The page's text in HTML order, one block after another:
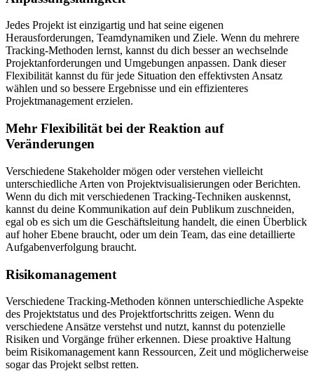
Jedes Projekt ist einzigartig und hat seine eigenen
Herausforderungen, Teamdynamiken und Ziele. Wenn du mehrere
Tracking-Methoden lernst, kannst du dich besser an wechselnde
Projektanforderungen und Umgebungen anpassen. Dank dieser
Flexibilität kannst du für jede Situation den effektivsten Ansatz
wählen und so bessere Ergebnisse und ein effizienteres
Projektmanagement erzielen.
Mehr Flexibilität bei der Reaktion auf
Veränderungen
Verschiedene Stakeholder mögen oder verstehen vielleicht
unterschiedliche Arten von Projektvisualisierungen oder Berichten.
Wenn du dich mit verschiedenen Tracking-Techniken auskennst,
kannst du deine Kommunikation auf dein Publikum zuschneiden,
egal ob es sich um die Geschäftsleitung handelt, die einen Überblick
auf hoher Ebene braucht, oder um dein Team, das eine detaillierte
Aufgabenverfolgung braucht.
Risikomanagement
Verschiedene Tracking-Methoden können unterschiedliche Aspekte
des Projektstatus und des Projektfortschritts zeigen. Wenn du
verschiedene Ansätze verstehst und nutzt, kannst du potenzielle
Risiken und Vorgänge früher erkennen. Diese proaktive Haltung
beim Risikomanagement kann Ressourcen, Zeit und möglicherweise
sogar das Projekt selbst retten.